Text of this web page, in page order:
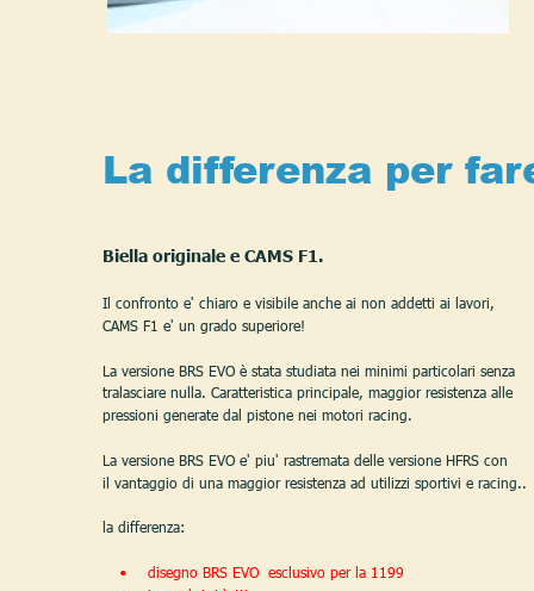
La differenza per
Biella originale e CAMS F1.
Il confronto e' chiaro e visibile anche ai non addetti ai lavori,
CAMS F1 e' un grado superiore!
La versione BRS EVO è stata studiata nei minimi particolari senza
tralasciare nulla. Caratteristica principale, maggior resistenza alle
pressioni generate dal pistone nei motori racing.
La versione BRS EVO e' piu' rastremata delle versione HFRS con
il vantaggio di una maggior resistenza ad utilizzi sportivi e racing..
la differenza:
• disegno BRS EVO  esclusivo per la 1199